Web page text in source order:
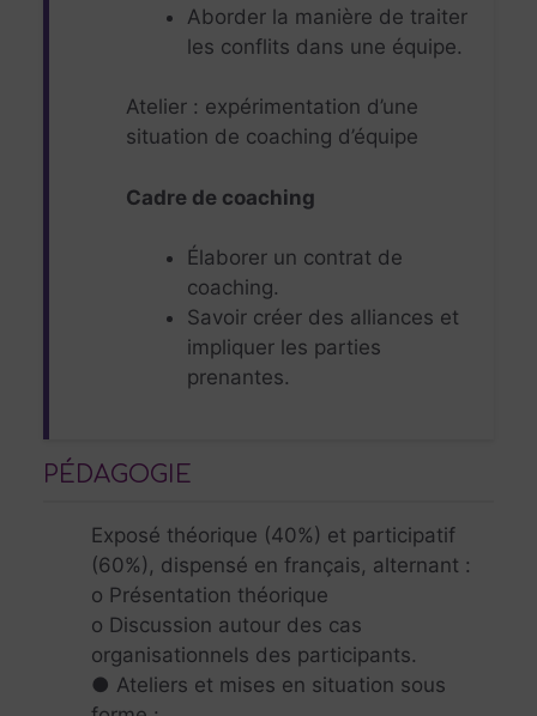
Aborder la manière de traiter
les conflits dans une équipe.
Atelier : expérimentation d’une
situation de coaching d’équipe
Cadre de coaching
Élaborer un contrat de
coaching.
Savoir créer des alliances et
impliquer les parties
prenantes.
PÉDAGOGIE
Exposé théorique (40%) et participatif
(60%), dispensé en français, alternant :
o Présentation théorique
o Discussion autour des cas
organisationnels des participants.
● Ateliers et mises en situation sous